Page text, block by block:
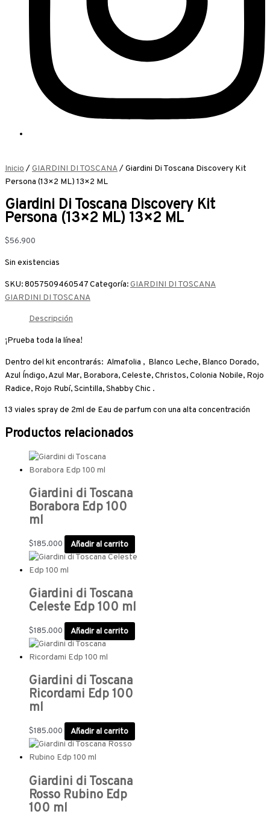
Inicio/ GIARDINI DI TOSCANA/ Giardini Di Toscana Discovery Kit
Persona (13×2 ML) 13×2 ML
Giardini Di Toscana Discovery Kit
Persona (13×2 ML) 13×2 ML
$56.900
Sin existencias
SKU:8057509460547Categoría:GIARDINI DI TOSCANA
GIARDINI DI TOSCANA
Descripción
¡Prueba toda la línea!
Dentro del kit encontrarás: Almafolia , Blanco Leche, Blanco Dorado,
Azul Índigo, Azul Mar, Borabora, Celeste, Christos, Colonia Nobile, Rojo
Radice, Rojo Rubí, Scintilla, Shabby Chic .
13 viales spray de 2ml de Eau de parfum con una alta concentración
Productos relacionados
Giardini di Toscana
Borabora Edp 100
ml
$185.000 Añadir al carrito
Giardini di Toscana
Celeste Edp 100 ml
$185.000 Añadir al carrito
Giardini di Toscana
Ricordami Edp 100
ml
$185.000 Añadir al carrito
Giardini di Toscana
Rosso Rubino Edp
100 ml